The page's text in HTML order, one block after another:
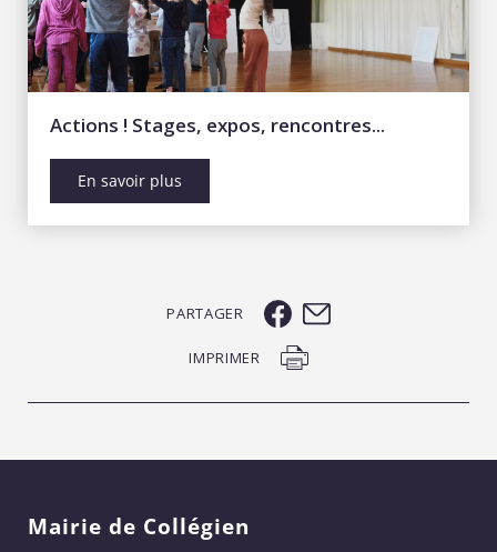
Actions ! Stages, expos, rencontres...
En savoir plus
PARTAGER
IMPRIMER
Mairie de Collégien